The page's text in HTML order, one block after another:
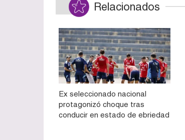
Relacionados
Ex seleccionado nacional
protagonizó choque tras
conducir en estado de ebriedad